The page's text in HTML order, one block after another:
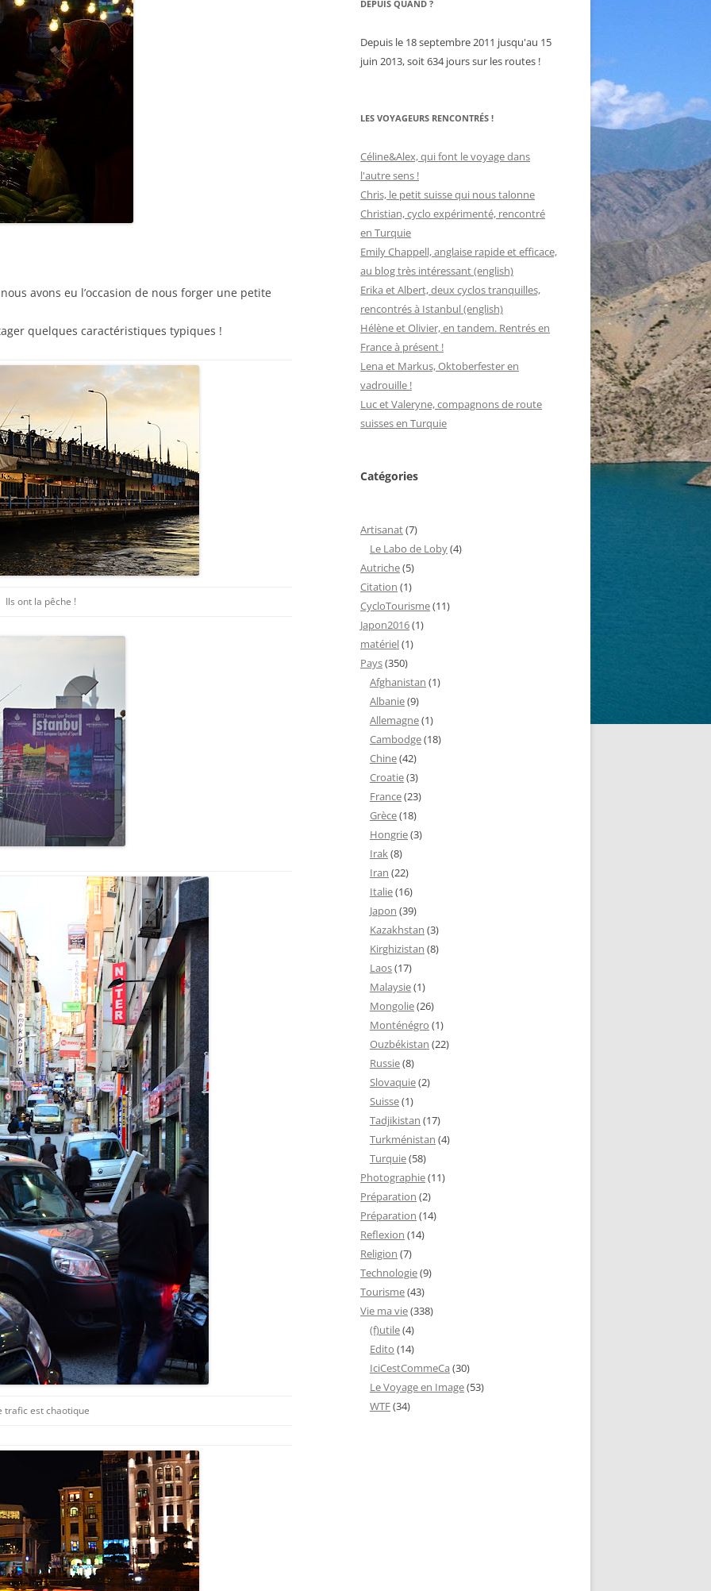
avons eu l’occasion de nous forger une petite
quelques caractéristiques typiques !
Ils ont la pêche !
trafic est chaotique
DEPUIS QUAND ?
Depuis le 18 septembre 2011 jusqu'au 15
juin 2013, soit 634 jours sur les routes !
LES VOYAGEURS RENCONTRÉS !
Céline&Alex, qui font le voyage dans
l'autre sens !
Chris, le petit suisse qui nous talonne
Christian, cyclo expérimenté, rencontré
en Turquie
Emily Chappell, anglaise rapide et efficace,
au blog très intéressant (english)
Erika et Albert, deux cyclos tranquilles,
rencontrés à Istanbul (english)
Hélène et Olivier, en tandem. Rentrés en
France à présent !
Lena et Markus, Oktoberfester en
vadrouille !
Luc et Valeryne, compagnons de route
suisses en Turquie
Catégories
Artisanat(7)
Le Labo de Loby(4)
Autriche(5)
Citation (1)
CycloTourisme(11)
Japon2016(1)
matériel(1)
Pays(350)
Afghanistan (1)
Albanie(9)
Allemagne(1)
Cambodge(18)
Chine(42)
Croatie(3)
France(23)
Grèce(18)
Hongrie(3)
Irak(8)
Iran (22)
Italie(16)
Japon (39)
Kazakhstan (3)
Kirghizistan (8)
Laos(17)
Malaysie(1)
Mongolie(26)
Monténégro (1)
Ouzbékistan (22)
Russie(8)
Slovaquie(2)
Suisse(1)
Tadjikistan (17)
Turkménistan (4)
Turquie(58)
Photographie(11)
Préparation (2)
Préparation (14)
Reflexion (14)
Religion (7)
Technologie(9)
Tourisme(43)
Vie ma vie(338)
(f)utile(4)
Edito (14)
IciCestCommeCa (30)
Le Voyage en Image(53)
WTF(34)